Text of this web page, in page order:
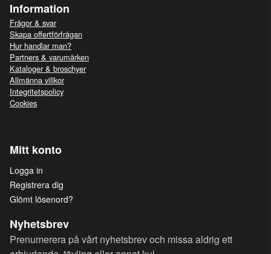
Information
Frågor & svar
Skapa offertförfrågan
Hur handlar man?
Partners & varumärken
Kataloger & broschyer
Allmänna villkor
Integritetspolicy
Cookies
Mitt konto
Logga in
Registrera dig
Glömt lösenord?
Nyhetsbrev
Prenumerera på vårt nyhetsbrev och missa aldrig ett